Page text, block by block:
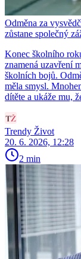
Odměna za
zůstane společný
Konec školního
znamená uzavření
školních bojů.
měla smysl.
dítěte a ukáže mu,
Trendy Život
20. 6. 2026, 12:28
2 min